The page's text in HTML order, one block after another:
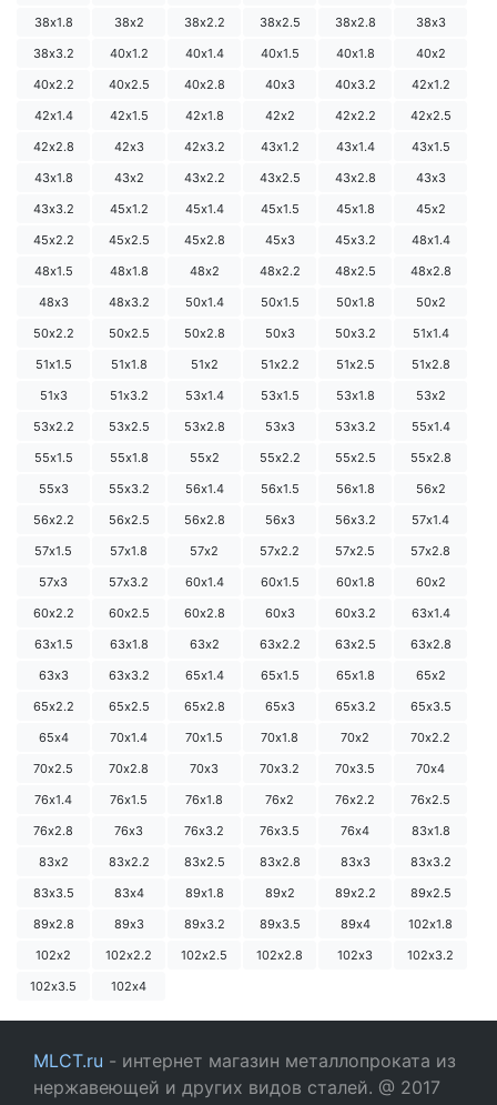
38х1.8
38х2 38х2.2 38х2.5 38х2.8
38х3
38х3.2
40х1.2 40х1.4 40х1.5 40х1.8
40х2
40х2.2
40х2.5 40х2.8 40х3 40х3.2
42х1.2
42х1.4
42х1.5 42х1.8 42х2 42х2.2
42х2.5
42х2.8
42х3 42х3.2 43х1.2 43х1.4
43х1.5
43х1.8
43х2 43х2.2 43х2.5 43х2.8
43х3
43х3.2
45х1.2 45х1.4 45х1.5 45х1.8
45х2
45х2.2
45х2.5 45х2.8 45х3 45х3.2
48х1.4
48х1.5
48х1.8 48х2 48х2.2 48х2.5
48х2.8
48х3
48х3.2 50х1.4 50х1.5 50х1.8
50х2
50х2.2
50х2.5 50х2.8 50х3 50х3.2
51х1.4
51х1.5
51х1.8 51х2 51х2.2 51х2.5
51х2.8
51х3
51х3.2 53х1.4 53х1.5 53х1.8
53х2
53х2.2
53х2.5 53х2.8 53х3 53х3.2
55х1.4
55х1.5
55х1.8 55х2 55х2.2 55х2.5
55х2.8
55х3
55х3.2 56х1.4 56х1.5 56х1.8
56х2
56х2.2
56х2.5 56х2.8 56х3 56х3.2
57х1.4
57х1.5
57х1.8 57х2 57х2.2 57х2.5
57х2.8
57х3
57х3.2 60х1.4 60х1.5 60х1.8
60х2
60х2.2
60х2.5 60х2.8 60х3 60х3.2
63х1.4
63х1.5
63х1.8 63х2 63х2.2 63х2.5
63х2.8
63х3
63х3.2 65х1.4 65х1.5 65х1.8
65х2
65х2.2
65х2.5 65х2.8 65х3 65х3.2
65х3.5
65х4
70х1.4 70х1.5 70х1.8 70х2
70х2.2
70х2.5
70х2.8 70х3 70х3.2 70х3.5
70х4
76х1.4
76х1.5 76х1.8 76х2 76х2.2
76х2.5
76х2.8
76х3 76х3.2 76х3.5 76х4
83х1.8
83х2
83х2.2 83х2.5 83х2.8 83х3
83х3.2
83х3.5
83х4 89х1.8 89х2 89х2.2
89х2.5
89х2.8
89х3 89х3.2 89х3.5 89х4
102х1.8
102х2
102х2.2 102х2.5 102х2.8 102х3
102х3.2
102х3.5
102х4
MLCT.ru - интернет магазин металлопроката из
нержавеющей и других видов сталей. @ 2017